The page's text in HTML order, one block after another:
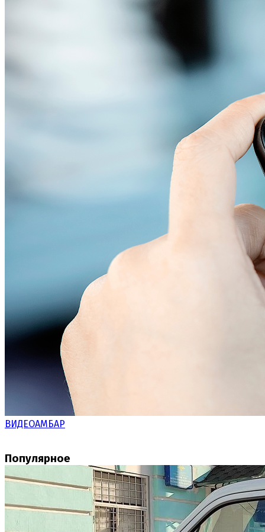
ВИДЕОАМБАР
Популярное